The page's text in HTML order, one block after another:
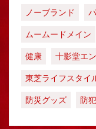
ノーブランド
ムームードメイン
健康
十影堂エ
東芝ライフスタイ
防災グッズ
防犯